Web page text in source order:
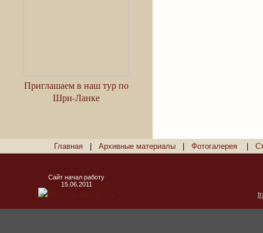
Приглашаем в наш тур по
Шри-Ланке
Главная Архивные материалы Фотогалерея
Сайт начал работу
15.06.2011